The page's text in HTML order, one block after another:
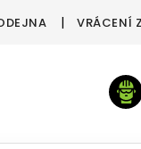
VRÁCENÍ